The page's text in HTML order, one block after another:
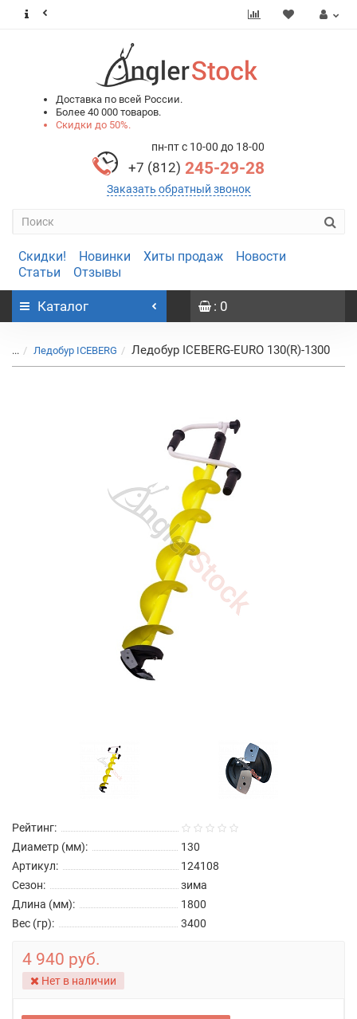
Доставка по всей России.
Более 40 000 товаров.
Скидки до 50%.
пн-пт с 10-00 до 18-00
+7 (812) 245-29-28
Заказать обратный звонок
Скидки! Новинки Хиты продаж
Новости
Статьи
Отзывы
Каталог : 0
... Ледобур ICEBERG Ледобур ICEBERG-EURO 130(R)-1300
Рейтинг:
Диаметр (мм):
130
Артикул:
124108
Сезон:
зима
Длина (мм):
1800
Вес (гр):
3400
4 940 руб.
Нет в наличии